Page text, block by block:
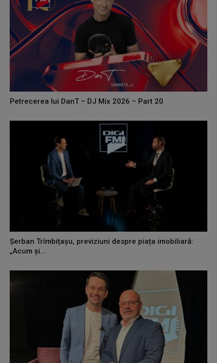
Petrecerea lui DanT – DJ Mix 2026 – Part 20
Șerban Trîmbițașu, previziuni despre piața imobiliară:
„Acum și...